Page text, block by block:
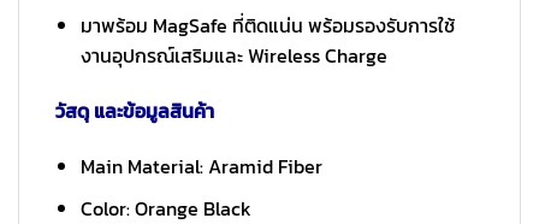
มาพร้อม MagSafe ที่ติดแน่น พร้อมรองรับการใช้
งานอุปกรณ์เสริมและ Wireless Charge
วัสดุ และข้อมูลสินค้า
Main Material: Aramid Fiber
Color: Orange Black